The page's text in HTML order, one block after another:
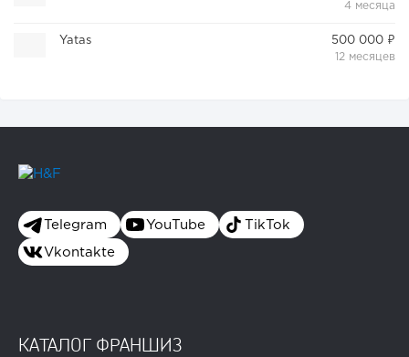
4 месяца
Yatas
500 000 ₽
12 месяцев
Telegram YouTube TikTok
Vkontakte
КАТАЛОГ ФРАНШИЗ